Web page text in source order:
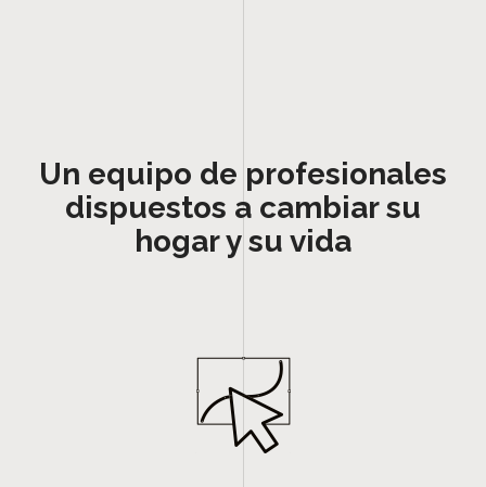
Un equipo de profesionales
dispuestos a cambiar su
hogar y su vida